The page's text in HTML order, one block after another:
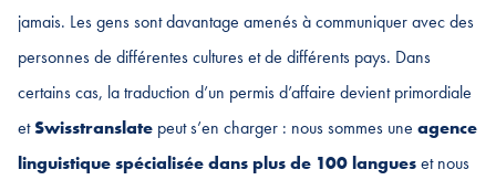
jamais. Les gens sont davantage amenés à communiquer avec des
personnes de différentes cultures et de différents pays. Dans
certains cas, la traduction d’un permis d’affaire devient primordiale
etSwisstranslate peut s’en charger : nous sommes une agence
linguistique spécialisée dans plus de 100 langueset nous